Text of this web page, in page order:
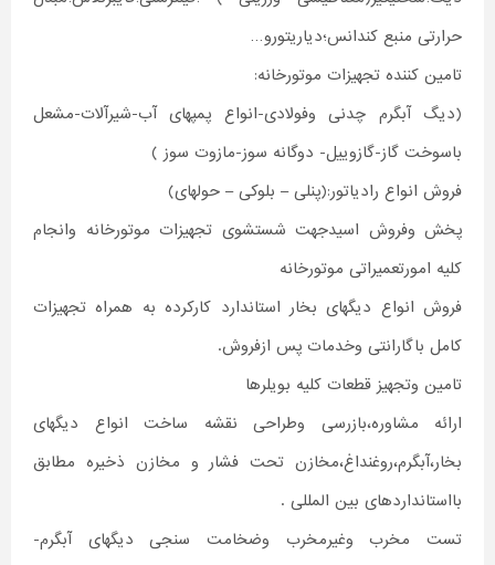
حرارتی منبع کندانس؛دیاریتورو…
تامین کننده تجهیزات موتورخانه:
(دیگ آبگرم چدنی وفولادی-انواع پمپهای آب-شیرآلات-مشعل
باسوخت گاز-گازوییل- دوگانه سوز-مازوت سوز )
فروش انواع رادیاتور:(پنلی – بلوکی – حولهای)
پخش وفروش اسیدجهت شستشوی تجهیزات موتورخانه وانجام
کلیه امورتعمیراتی موتورخانه
فروش انواع دیگهای بخار استاندارد کارکرده به همراه تجهیزات
کامل باگارانتی وخدمات پس ازفروش.
تامین وتجهیز قطعات کلیه بویلرها
ارائه مشاوره،بازرسی وطراحی نقشه ساخت انواع دیگهای
بخار،آبگرم،روغنداغ،مخازن تحت فشار و مخازن ذخیره مطابق
بااستانداردهای بین المللی .
تست مخرب وغیرمخرب وضخامت سنجی دیگهای آبگرم-